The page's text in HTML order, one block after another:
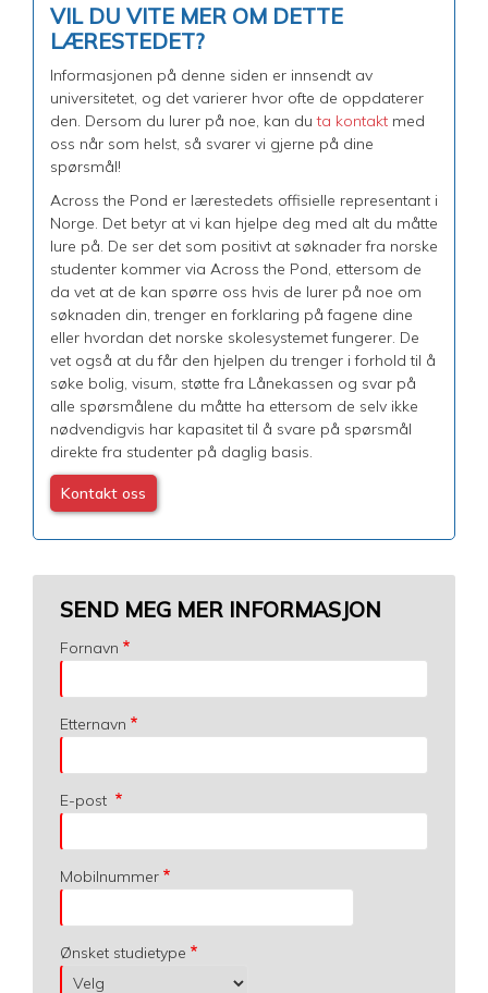
VIL DU VITE MER OM DETTE
LÆRESTEDET?
Informasjonen på denne siden er innsendt av
universitetet, og det varierer hvor ofte de oppdaterer
den. Dersom du lurer på noe, kan duta kontakt med
oss når som helst, så svarer vi gjerne på dine
spørsmål!
Across the Pond er lærestedets offisielle representant i
Norge. Det betyr at vi kan hjelpe deg med alt du måtte
lure på. De ser det som positivt at søknader fra norske
studenter kommer via Across the Pond, ettersom de
da vet at de kan spørre oss hvis de lurer på noe om
søknaden din, trenger en forklaring på fagene dine
eller hvordan det norske skolesystemet fungerer. De
vet også at du får den hjelpen du trenger i forhold til å
søke bolig, visum, støtte fra Lånekassen og svar på
alle spørsmålene du måtte ha ettersom de selv ikke
nødvendigvis har kapasitet til å svare på spørsmål
direkte fra studenter på daglig basis.
Kontakt oss
SEND MEG MER INFORMASJON
Fornavn
Etternavn
E-post
Mobilnummer
Ønsket studietype